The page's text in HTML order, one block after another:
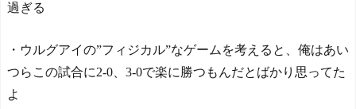
過ぎる
・ウルグアイの”フィジカル”なゲームを考えると、俺はあい
つらこの試合に2-0、3-0で楽に勝つもんだとばかり思ってた
よ